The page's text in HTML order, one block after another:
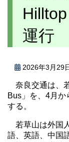
運行
2026年3月29
奈良交通は、
Bus」を、4月
する。
若草山は外国
語、英語、中国